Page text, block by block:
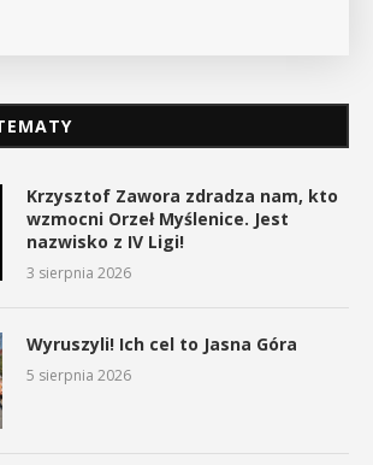
Krzysztof Zawora zdradza nam, kto
wzmocni Orzeł Myślenice. Jest
nazwisko z IV Ligi!
3 sierpnia 2026
Wyruszyli! Ich cel to Jasna Góra
5 sierpnia 2026